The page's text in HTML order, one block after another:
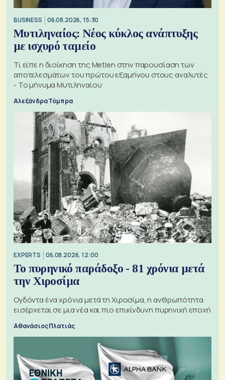
BUSINESS 06.08.2026, 15:30
Μυτιληναίος: Νέος κύκλος ανάπτυξης
με ισχυρό ταμείο
Τι είπε η διοίκηση της Metlen στην παρουσίαση των
αποτελεσμάτων του πρώτου εξαμήνου στους αναλυτές
- Το μήνυμα Μυτιληναίου
Αλεξάνδρα Τόμπρα
EXPERTS 06.08.2026, 12:00
Το πυρηνικό παράδοξο - 81 χρόνια μετά
την Χιροσίμα
Ογδόντα ένα χρόνια μετά τη Χιροσίμα, η ανθρωπότητα
εισέρχεται σε μια νέα και πιο επικίνδυνη πυρηνική εποχή
Αθανάσιος Πλατιάς